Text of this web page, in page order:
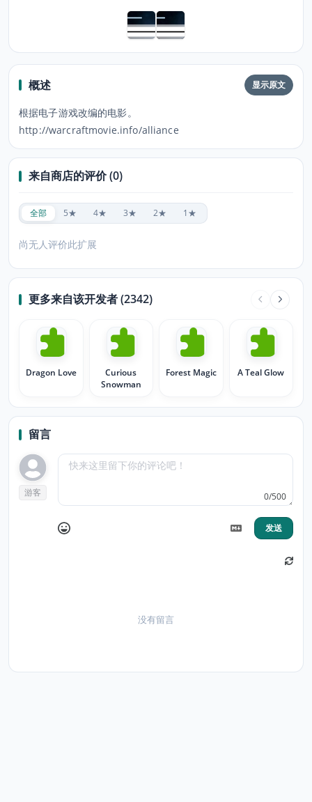
概述 显示原文
根据电子游戏改编的电影。
http://warcraftmovie.info/alliance
来自商店的评价 (0)
全部 5★ 4★ 3★ 2★ 1★
尚无人评价此扩展
更多来自该开发者 (2342)
Dragon Love
Curious
Snowman
Forest Magic A Teal Glow
留言
游客 0/500
发送
没有留言